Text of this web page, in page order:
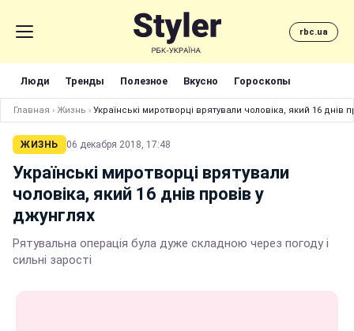
rbc.ua
Люди Тренды Полезное Вкусно Гороскопы
Главная › Жизнь › Українські миротворці врятували чоловіка, який 16 днів
ЖИЗНЬ 06 декабря 2018, 17:48
Українські миротворці врятували
чоловіка, який 16 днів провів у
джунглях
Рятувальна операція була дуже складною через погоду і
сильні зарості